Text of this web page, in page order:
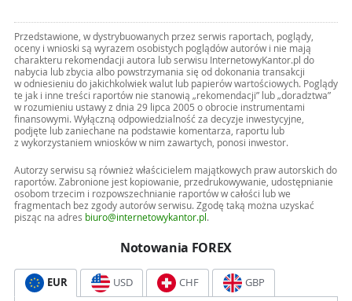
Przedstawione, w dystrybuowanych przez serwis raportach, poglądy,
oceny i wnioski są wyrazem osobistych poglądów autorów i nie mają
charakteru rekomendacji autora lub serwisu InternetowyKantor.pl do
nabycia lub zbycia albo powstrzymania się od dokonania transakcji
w odniesieniu do jakichkolwiek walut lub papierów wartościowych. Poglądy
te jak i inne treści raportów nie stanowią „rekomendacji” lub „doradztwa”
w rozumieniu ustawy z dnia 29 lipca 2005 o obrocie instrumentami
finansowymi. Wyłączną odpowiedzialność za decyzje inwestycyjne,
podjęte lub zaniechane na podstawie komentarza, raportu lub
z wykorzystaniem wniosków w nim zawartych, ponosi inwestor.
Autorzy serwisu są również właścicielem majątkowych praw autorskich do
raportów. Zabronione jest kopiowanie, przedrukowywanie, udostępnianie
osobom trzecim i rozpowszechnianie raportów w całości lub we
fragmentach bez zgody autorów serwisu. Zgodę taką można uzyskać
pisząc na adres biuro@internetowykantor.pl .
Notowania FOREX
EUR USD CHF GBP